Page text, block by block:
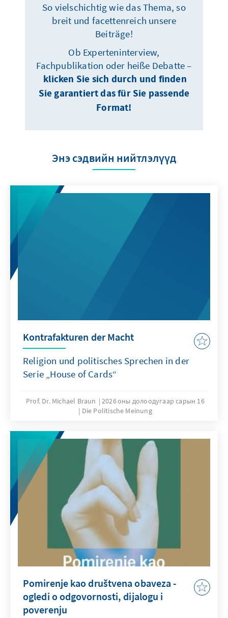
So vielschichtig wie das Thema, so
breit und facettenreich unsere
Beiträge!
Ob Experteninterview,
Fachpublikation oder heiße Debatte –
klicken Sie sich durch und finden
Sie garantiert das für Sie passende
Format!
Энэ сэдвийн нийтлэлүүд
Kontrafakturen der Macht
Religion und politisches Sprechen in der
Serie „House of Cards“
Prof. Dr. Michael Braun
2026 оны долоодугаар сарын 16
Die Politische Meinung
Pomirenje kao društvena obaveza -
ogledi o odgovornosti, dijalogu i
poverenju